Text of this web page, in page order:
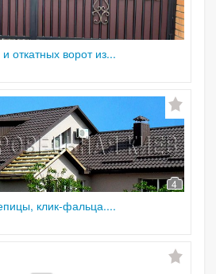
откатных ворот из...
4
клик-фальца....